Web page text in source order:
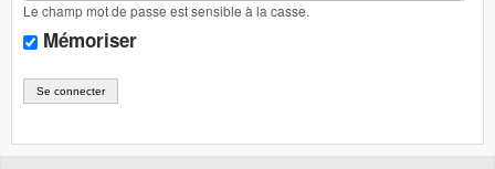
Le champ mot de passe est sensible à la casse.
Mémoriser